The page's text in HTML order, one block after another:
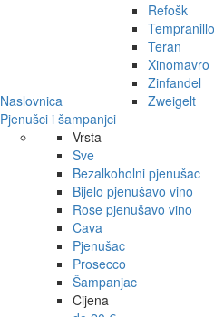
Naslovnica
Refošk
Tempranillo
Teran
Xinomavro
Zinfandel
Zweigelt
Pjenušci i šampanjci
Vrsta
Sve
Bezalkoholni pjenušac
Bijelo pjenušavo vino
Rose pjenušavo vino
Cava
Pjenušac
Prosecco
Šampanjac
Cijena